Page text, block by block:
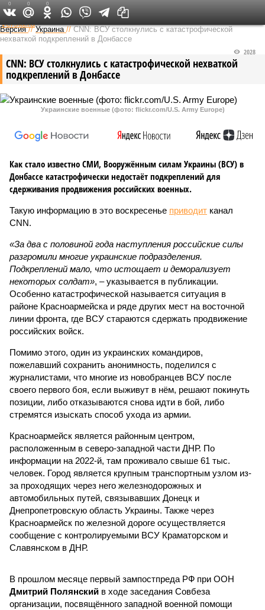
Федеральный выпуск
Версия //Украина //CNN: ВСУ столкнулись с катастрофической
нехваткой подкреплений в Донбассе
CNN: ВСУ столкнулись с катастрофической нехваткой
подкреплений в Донбассе
2028
Украинские военные (фото: flickr.com/U.S. Army Europe)
Как стало известно СМИ, Вооружённым силам Украины (ВСУ) в
Донбассе катастрофически недостаёт подкреплений для
сдерживания продвижения российских военных.
Такую информацию в это воскресенье приводит канал
CNN.
«За два с половиной года наступления российские силы
разгромили многие украинские подразделения.
Подкреплений мало, что истощает и деморализует
некоторых солдат», – указывается в публикации.
Особенно катастрофической называется ситуация в
районе Красноармейска и ряде других мест на восточной
линии фронта, где ВСУ стараются сдержать продвижение
российских войск.
Помимо этого, один из украинских командиров,
пожелавший сохранить анонимность, поделился с
журналистами, что многие из новобранцев ВСУ после
своего первого боя, если выживут в нём, решают покинуть
позиции, либо отказываются снова идти в бой, либо
стремятся изыскать способ ухода из армии.
Красноармейск является районным центром,
расположенным в северо-западной части ДНР. По
информации на 2022-й, там проживало свыше 61 тыс.
человек. Город является крупным транспортным узлом из-
за проходящих через него железнодорожных и
автомобильных путей, связывавших Донецк и
Днепропетровскую область Украины. Также через
Красноармейск по железной дороге осуществляется
сообщение с контролируемыми ВСУ Краматорском и
Славянском в ДНР.
В прошлом месяце первый зампостпреда РФ при ООН
Дмитрий Полянский в ходе заседания Совбеза
организации, посвящённого западной военной помощи
0 0 0